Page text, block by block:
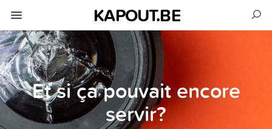
KAPOUT.BE
Et si ça pouvait encore
servir?